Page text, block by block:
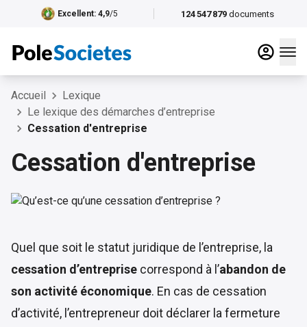
124 547 879 documents
Excellent: 4,9/5
Accueil
Lexique
Le lexique des démarches d’entreprise
Cessation d'entreprise
Cessation d'entreprise
Quel que soit le statut juridique de l’entreprise, la
cessation d’entreprise correspond à l’abandon de
son activité économique. En cas de cessation
d’activité, l’entrepreneur doit déclarer la fermeture